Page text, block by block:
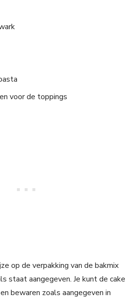
voor de toppings
op de verpakking van de bakmix
staat aangegeven. Je kunt de cake
bewaren zoals aangegeven in